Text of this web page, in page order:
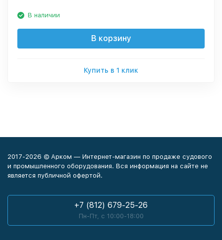
В наличии
В корзину
Купить в 1 клик
2017-2026 © Арком — Интернет-магазин по продаже судового
и промышленного оборудования. Вся информация на сайте не
является публичной офертой.
+7 (812) 679-25-26
Пн-Пт, с 10:00-18:00